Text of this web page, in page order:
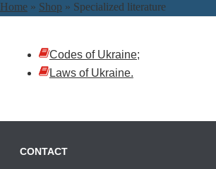
Home » Shop » Specialized literature
Codes of Ukraine;
Laws of Ukraine.
CONTACT